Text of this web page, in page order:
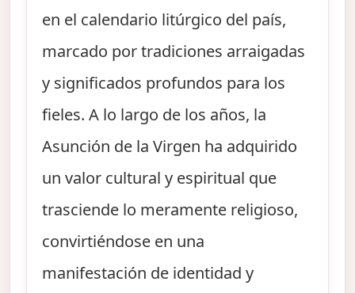
en el calendario litúrgico del país,
marcado por tradiciones arraigadas
y significados profundos para los
fieles. A lo largo de los años, la
Asunción de la Virgen ha adquirido
un valor cultural y espiritual que
trasciende lo meramente religioso,
convirtiéndose en una
manifestación de identidad y